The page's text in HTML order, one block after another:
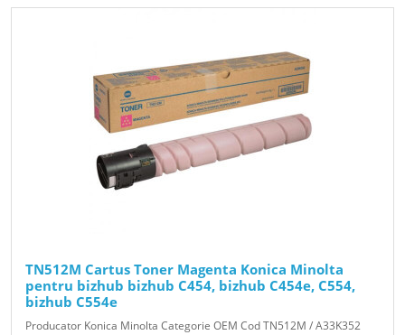
TN512M Cartus Toner Magenta Konica Minolta
pentru bizhub bizhub C454, bizhub C454e, C554,
bizhub C554e
Producator Konica Minolta Categorie OEM Cod TN512M / A33K352